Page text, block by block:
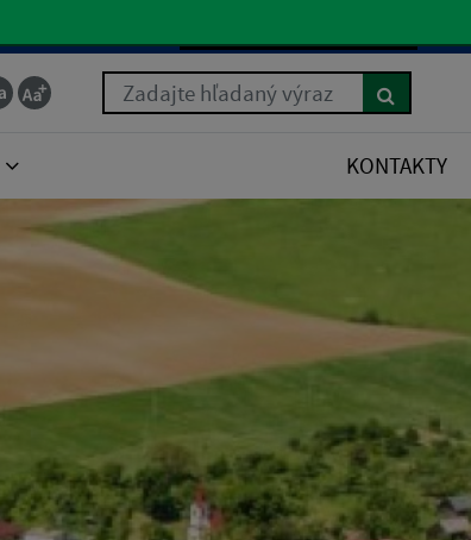
Zadajte hľadaný výraz
KONTAKTY